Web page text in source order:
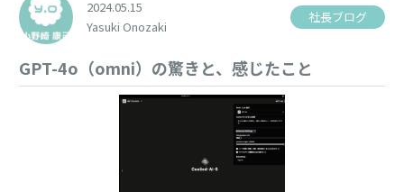
2024.05.15
Yasuki Onozaki
社長ブログ
GPT-4o（omni）の驚きと、感じたこと